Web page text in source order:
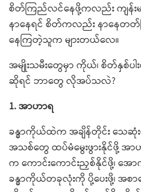
စိတ်ကြည်လင်နေဖို့ကလည်း ကျန်းမ
နာနေရင် စိတ်ကလည်း နာနေတတ်ပ
နေကြတဲ့သူက များတယ်လေ။
အမျိုးသမီးတွေမှာ ကိုယ်၊ စိတ်နှစ်ပါ
ဆိုရင် ဘာတွေ လိုအပ်သလဲ?
1. အာဟာရ
ခန္ဓာကိုယ်ထဲက အချိန်တိုင်း သေ
အသစ်တွေ ထပ်မံမွေးဖွားနိုင်ဖို့ အ
က ကောင်းကောင်းညှစ်နိုင်ဖို့၊ အေ
ခန္ဓာကိုယ်တခုလုံးကို ပို့ပေးဖို့၊ အစ